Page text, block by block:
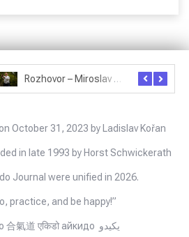
October 31, 2023 by Ladislav Kořan
in late 1993 by Horst Schwickerath
Journal were unified in 2026.
practice, and be happy!”
합기도 Aikido 合氣道 एकिडो айкидо يكيدو